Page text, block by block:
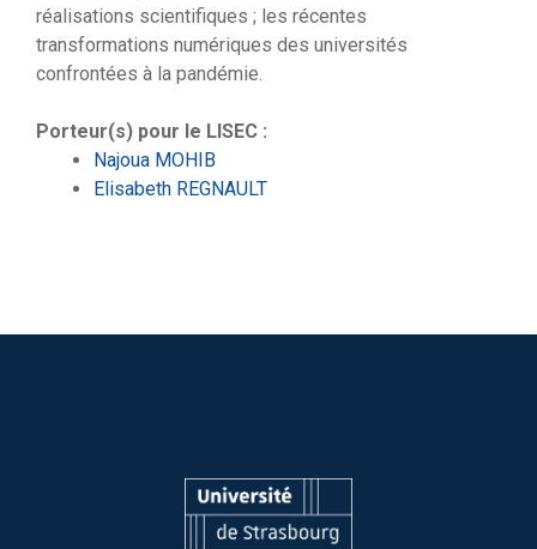
réalisations scientifiques ; les récentes
transformations numériques des universités
confrontées à la pandémie.
Porteur(s) pour le LISEC :
Najoua MOHIB
Elisabeth REGNAULT